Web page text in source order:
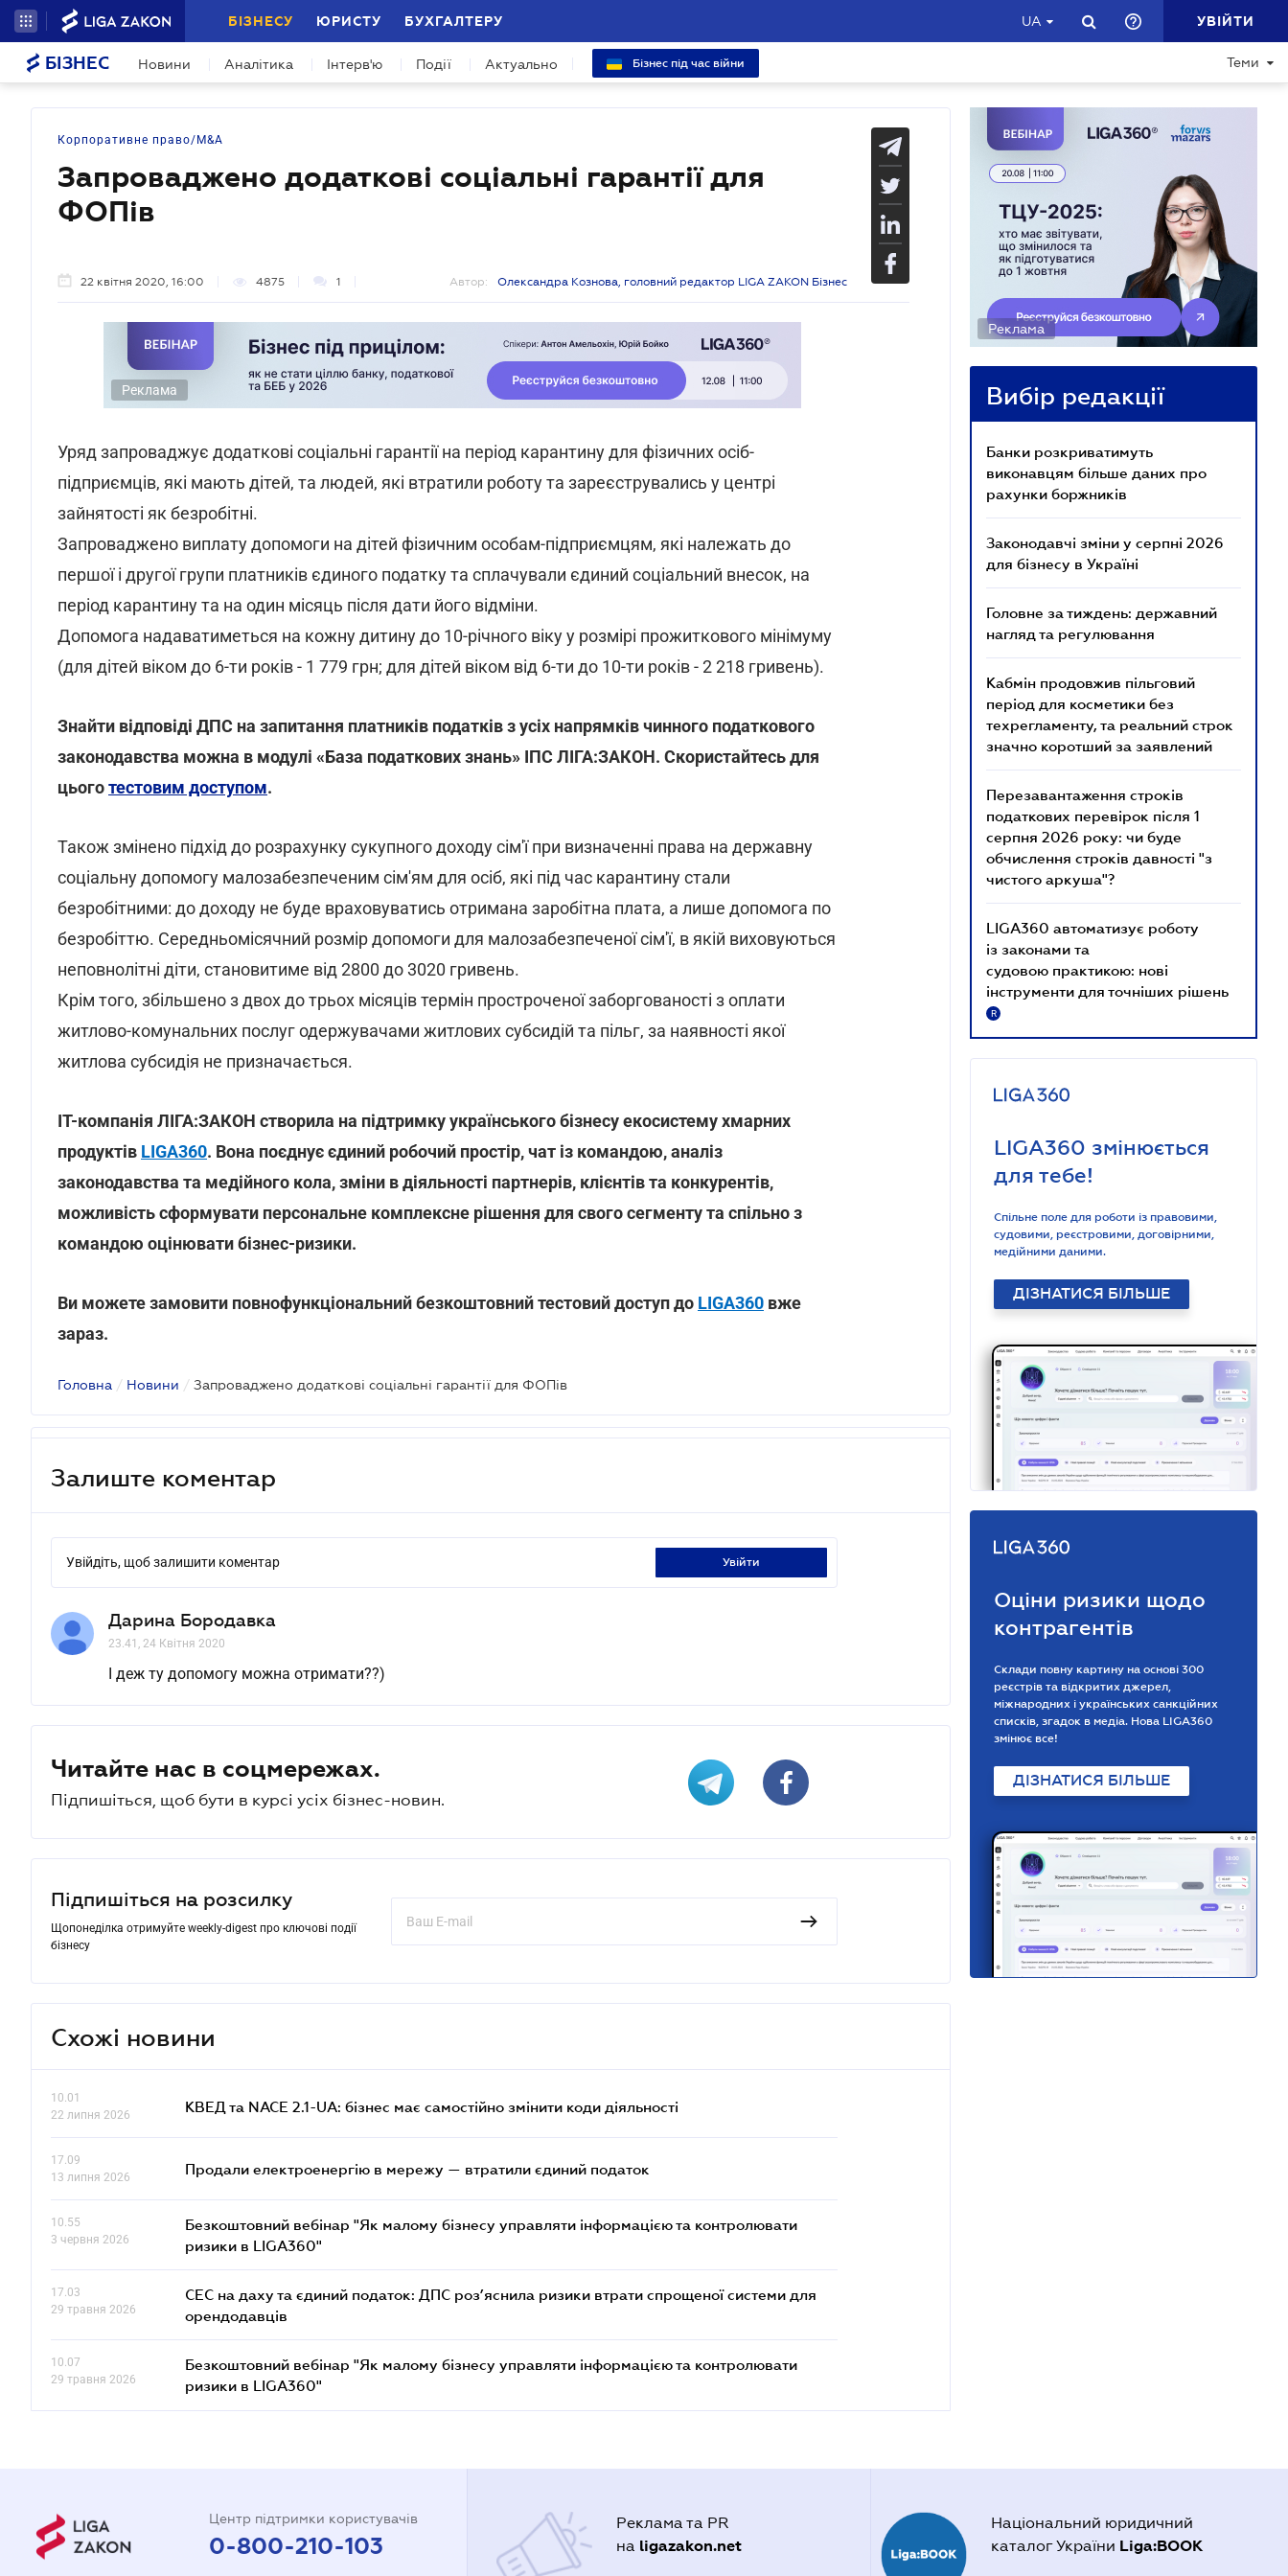
БІЗНЕСУ ЮРИСТУ БУХГАЛТЕРУ UA УВІЙТИ
БІЗНЕС Новини Аналітика Інтерв'ю Події Актуально Бізнес під час війни Теми
Корпоративне право/M&A
Запроваджено додаткові соціальні гарантії для
ФОПів
22 квітня 2020, 16:00 4875 1 Автор: Олександра Кознова, головний редактор LIGA ZAKON Бізнес
Реклама
Уряд запроваджує додаткові соціальні гарантії на період карантину для фізичних осіб-
підприємців, які мають дітей, та людей, які втратили роботу та зареєструвались у центрі
зайнятості як безробітні.
Запроваджено виплату допомоги на дітей фізичним особам-підприємцям, які належать до
першої і другої групи платників єдиного податку та сплачували єдиний соціальний внесок, на
період карантину та на один місяць після дати його відміни.
Допомога надаватиметься на кожну дитину до 10-річного віку у розмірі прожиткового мінімуму
(для дітей віком до 6-ти років - 1 779 грн; для дітей віком від 6-ти до 10-ти років - 2 218 гривень).
Знайти відповіді ДПС на запитання платників податків з усіх напрямків чинного податкового
законодавства можна в модулі «База податкових знань» ІПС ЛІГА:ЗАКОН. Скористайтесь для
цьоготестовим доступом.
Також змінено підхід до розрахунку сукупного доходу сім'ї при визначенні права на державну
соціальну допомогу малозабезпеченим сім'ям для осіб, які під час карантину стали
безробітними: до доходу не буде враховуватись отримана заробітна плата, а лише допомога по
безробіттю. Середньомісячний розмір допомоги для малозабезпеченої сім'ї, в якій виховуються
неповнолітні діти, становитиме від 2800 до 3020 гривень.
Крім того, збільшено з двох до трьох місяців термін простроченої заборгованості з оплати
житлово-комунальних послуг одержувачами житлових субсидій та пільг, за наявності якої
житлова субсидія не призначається.
IT-компанія ЛІГА:ЗАКОН створила на підтримку українського бізнесу екосистему хмарних
продуктів LIGA360. Вона поєднує єдиний робочий простір, чат із командою, аналіз
законодавства та медійного кола, зміни в діяльності партнерів, клієнтів та конкурентів,
можливість сформувати персональне комплексне рішення для свого сегменту та спільно з
командою оцінювати бізнес-ризики.
Ви можете замовити повнофункціональний безкоштовний тестовий доступ до LIGA360 вже
зараз.
Головна / Новини / Запроваджено додаткові соціальні гарантії для ФОПів
Залиште коментар
Увійдіть, щоб залишити коментар увійти
Дарина Бородавка
23.41, 24 Квітня 2020
І деж ту допомогу можна отримати??)
Читайте нас в соцмережах.
Підпишіться, щоб бути в курсі усіх бізнес-новин.
Підпишіться на розсилку
Щопонеділка отримуйте weekly-digest про ключові події
бізнесу
Схожі новини
10.01
22 липня 2026
КВЕД та NACE 2.1-UA: бізнес має самостійно змінити коди діяльності
17.09
13 липня 2026
Продали електроенергію в мережу — втратили єдиний податок
10.55
3 червня 2026
Безкоштовний вебінар "Як малому бізнесу управляти інформацією та контролювати
ризики в LIGA360"
17.03
29 травня 2026
СЕС на даху та єдиний податок: ДПС роз’яснила ризики втрати спрощеної системи для
орендодавців
10.07
29 травня 2026
Безкоштовний вебінар "Як малому бізнесу управляти інформацією та контролювати
ризики в LIGA360"
Реклама
Вибір редакції
Банки розкриватимуть
виконавцям більше даних про
рахунки боржників
Законодавчі зміни у серпні 2026
для бізнесу в Україні
Головне за тиждень: державний
нагляд та регулювання
Кабмін продовжив пільговий
період для косметики без
техрегламенту, та реальний строк
значно коротший за заявлений
Перезавантаження строків
податкових перевірок після 1
серпня 2026 року: чи буде
обчислення строків давності "з
чистого аркуша"?
LIGA360 автоматизує роботу
із законами та
судовою практикою: нові
інструменти для точніших рішень
R
LIGA360 змінюється
для тебе!
Спільне поле для роботи із правовими,
судовими, реєстровими, договірними,
медійними даними.
ДІЗНАТИСЯ БІЛЬШЕ
Оціни ризики щодо
контрагентів
Склади повну картину на основі 300
реєстрів та відкритих джерел,
міжнародних і українських санкційних
списків, згадок в медіа. Нова LIGA360
змінює все!
ДІЗНАТИСЯ БІЛЬШЕ
Центр підтримки користувачів
0-800-210-103
Реклама та PR
на ligazakon.net
Національний юридичний
каталог України Liga:BOOK